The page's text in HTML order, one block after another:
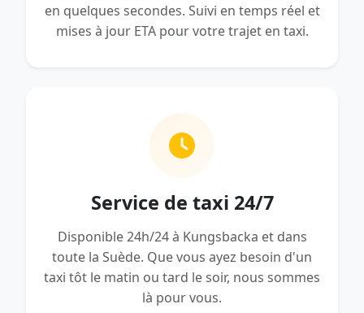
en quelques secondes. Suivi en temps réel et
mises à jour ETA pour votre trajet en taxi.
Service de taxi 24/7
Disponible 24h/24 à Kungsbacka et dans
toute la Suède. Que vous ayez besoin d'un
taxi tôt le matin ou tard le soir, nous sommes
là pour vous.